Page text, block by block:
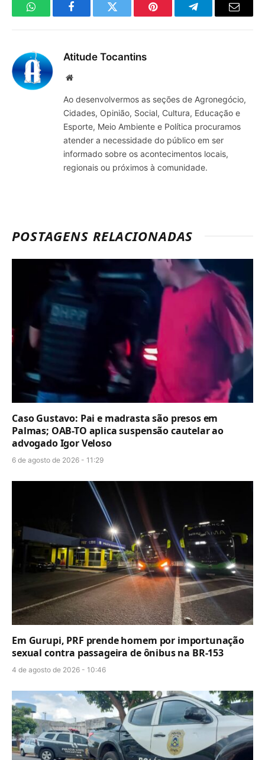
WhatsAppFacebookTwitter Pinterest TelegramaE-
Atitude Tocantins
Site
Ao desenvolvermos as seções de Agronegócio,
Cidades, Opinião, Social, Cultura, Educação e
Esporte, Meio Ambiente e Política procuramos
atender a necessidade do público em ser
informado sobre os acontecimentos locais,
regionais ou próximos à comunidade.
POSTAGENS RELACIONADAS
Caso Gustavo: Pai e madrasta são presos em
Palmas; OAB-TO aplica suspensão cautelar ao
advogado Igor Veloso
6 de agosto de 2026 - 11:29
Em Gurupi, PRF prende homem por importunação
sexual contra passageira de ônibus na BR-153
4 de agosto de 2026 - 10:46